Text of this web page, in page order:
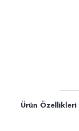
Ürün Özellikleri